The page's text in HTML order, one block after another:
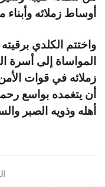
أوساط زملائه وأبناء
واختتم الكلدي
المواساة إلى أسرة
زملائه في قوات
أن يتغمده بواسع
أهله وذويه الصبر